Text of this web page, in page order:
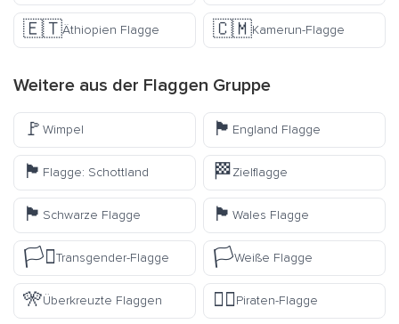
🇪🇹Äthiopien Flagge 🇨🇲Kamerun-Flagge
Weitere aus der Flaggen Gruppe
🚩 Wimpel 🏴󠁧󠁢󠁥󠁮󠁧󠁿 England Flagge
🏴󠁧󠁢󠁳󠁣󠁴󠁿 Flagge: Schottland 🏁Zielflagge
🏴 Schwarze Flagge 🏴󠁧󠁢󠁷󠁬󠁳󠁿 Wales Flagge
🏳️‍⚧️Transgender-Flagge 🏳️Weiße Flagge
🎌Überkreuzte Flaggen 🏴‍☠️Piraten-Flagge